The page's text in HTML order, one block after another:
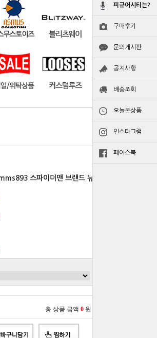
피규어시티는?
구매후기
문의게시판
공지사항
배송조회
오늘본상품
인스타그램
페이스북
스파이더맨 브랜드 뉴
총 상품 금액 0 원